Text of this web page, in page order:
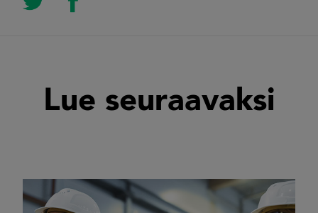
Lue seuraavaksi